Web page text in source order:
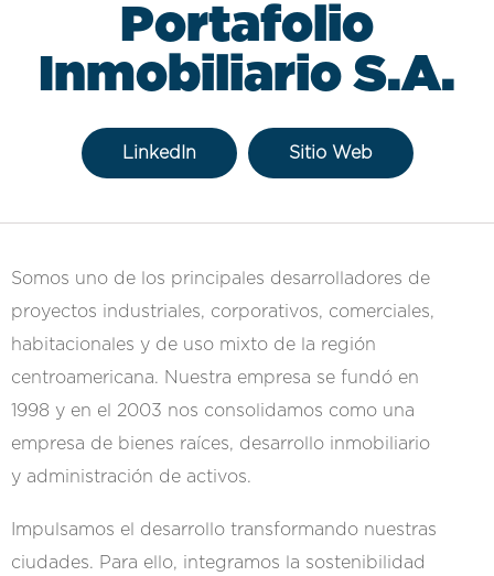
Portafolio
Inmobiliario S.A.
LinkedIn Sitio Web
Somos uno de los principales desarrolladores de
proyectos industriales, corporativos, comerciales,
habitacionales y de uso mixto de la región
centroamericana. Nuestra empresa se fundó en
1998 y en el 2003 nos consolidamos como una
empresa de bienes raíces, desarrollo inmobiliario
y administración de activos.
Impulsamos el desarrollo transformando nuestras
ciudades. Para ello, integramos la sostenibilidad